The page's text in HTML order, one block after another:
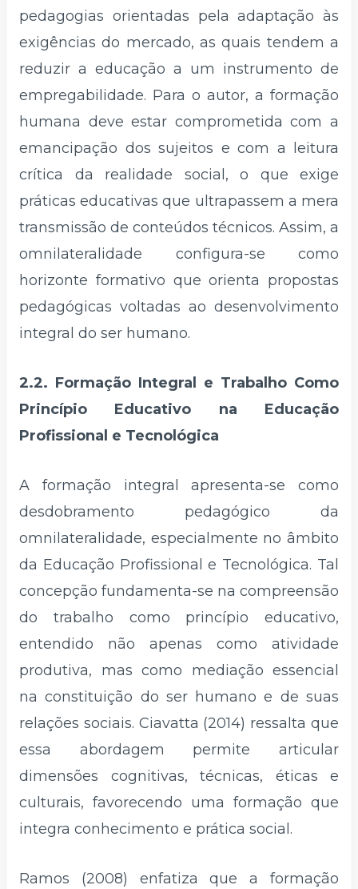
pedagogias orientadas pela adaptação às
exigências do mercado, as quais tendem a
reduzir a educação a um instrumento de
empregabilidade. Para o autor, a formação
humana deve estar comprometida com a
emancipação dos sujeitos e com a leitura
crítica da realidade social, o que exige
práticas educativas que ultrapassem a mera
transmissão de conteúdos técnicos. Assim, a
omnilateralidade configura-se como
horizonte formativo que orienta propostas
pedagógicas voltadas ao desenvolvimento
integral do ser humano.
2.2. Formação Integral e Trabalho Como
Princípio Educativo na Educação
Profissional e Tecnológica
A formação integral apresenta-se como
desdobramento pedagógico da
omnilateralidade, especialmente no âmbito
da Educação Profissional e Tecnológica. Tal
concepção fundamenta-se na compreensão
do trabalho como princípio educativo,
entendido não apenas como atividade
produtiva, mas como mediação essencial
na constituição do ser humano e de suas
relações sociais. Ciavatta (2014) ressalta que
essa abordagem permite articular
dimensões cognitivas, técnicas, éticas e
culturais, favorecendo uma formação que
integra conhecimento e prática social.
Ramos (2008) enfatiza que a formação